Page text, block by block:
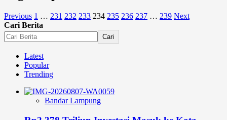
Previous 1 … 231 232 233 234 235 236 237 … 239 Next
Cari Berita
Cari
Latest
Popular
Trending
Bandar Lampung